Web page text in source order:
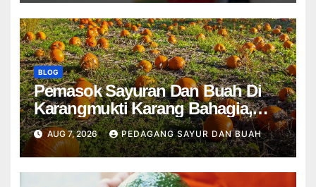
BLOG
Pemasok Sayuran Dan Buah Di
Karangmukti Karang Bahagia,
Cikarang Kota Cikarang Utara
Bekasi
AUG 7, 2026 PEDAGANG SAYUR DAN BUAH